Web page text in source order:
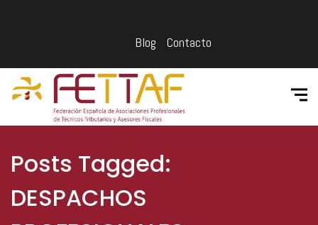
Blog Contacto
Posts Tagged:
DESPACHOS